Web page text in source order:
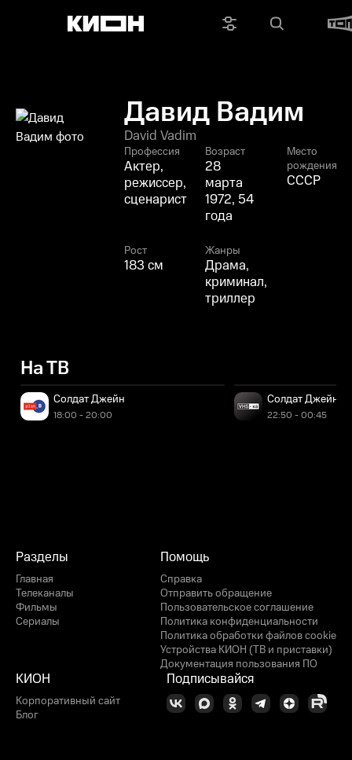
Давид Вадим
David Vadim
Профессия
Актер,
режиссер,
сценарист
Возраст
28
марта
1972, 54
года
Место
рождения
СССР
Рост
183 см
Жанры
Драма,
криминал,
триллер
На ТВ
Солдат Джейн
18:00 - 20:00
Солдат Джейн
22:50 - 00:45
Разделы
Главная
Телеканалы
Фильмы
Сериалы
Помощь
Справка
Отправить обращение
Пользовательское соглашение
Политика конфиденциальности
Политика обработки файлов cookie
Устройства КИОН (ТВ и приставки)
Документация пользования ПО
КИОН
Корпоративный сайт
Блог
Подписывайся